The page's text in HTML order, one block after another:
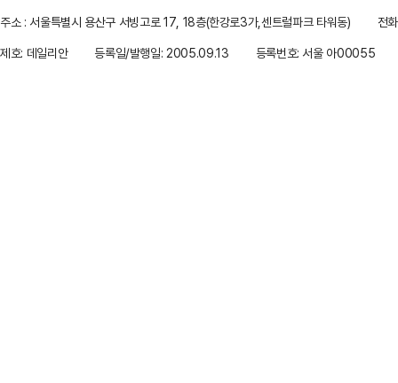
주소 : 서울특별시 용산구 서빙고로 17, 18층(한강로3가,센트럴파크 타워동)
전
제호: 데일리안
등록일/발행일: 2005.09.13 등록번호: 서울 아00055